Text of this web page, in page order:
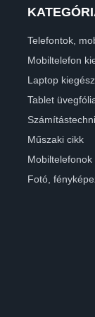
Telefontok,
Mobiltelefon
Laptop
Tablet
Műszaki cikk
Mobiltelefonok
Fotó,